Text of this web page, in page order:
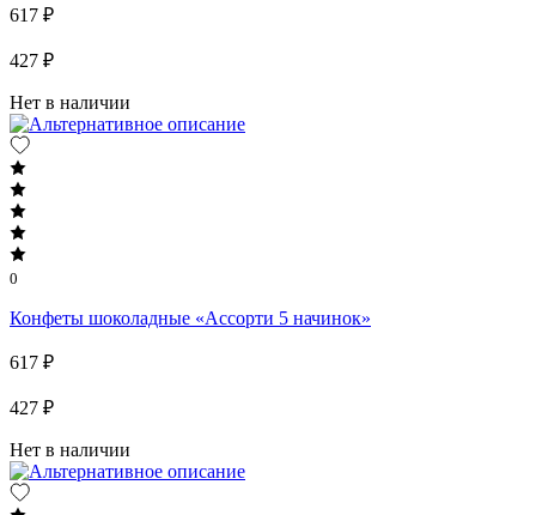
617 ₽
427 ₽
Нет в наличии
0
Конфеты шоколадные «Ассорти 5 начинок»
617 ₽
427 ₽
Нет в наличии